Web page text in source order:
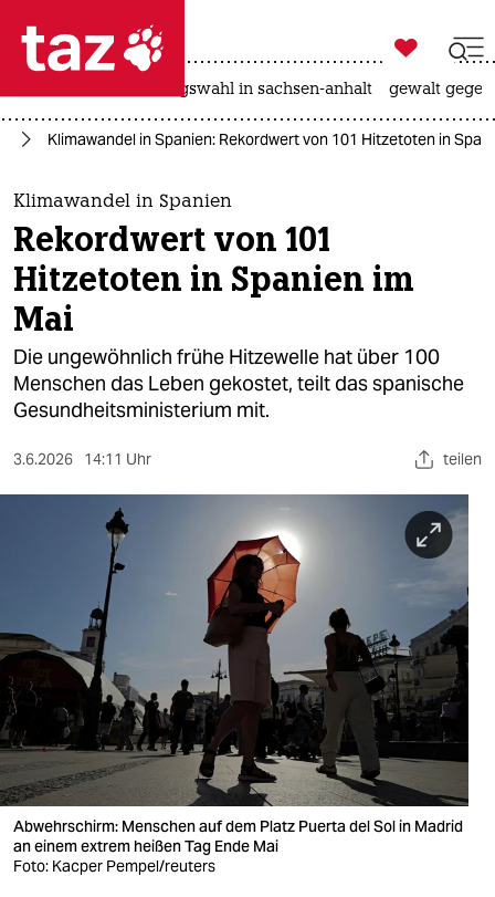
 taz zahl ich
taz zahl ich
themen
politik
öko
gesellschaft
kultur
sport
berlin
wahrheit
verlag
verlag
veranstaltungen
shop
fragen & hilfe
unterstützen

taz zahl ich
landtagswahl in sachsen-anhalt gewalt
Klimawandel in Spanien: Rekordwert von 101 Hitzetoten in
Klimawandel in Spanien
Rekordwert von 101
Hitzetoten in Spanien im
Mai
Die ungewöhnlich frühe Hitzewelle hat über 100
Menschen das Leben gekostet, teilt das spanische
Gesundheitsministerium mit.
3.6.2026 14:11 Uhr teilen
Abwehrschirm: Menschen auf dem Platz Puerta del Sol in Madrid
an einem extrem heißen Tag Ende Mai
Foto: Kacper Pempel/reuters